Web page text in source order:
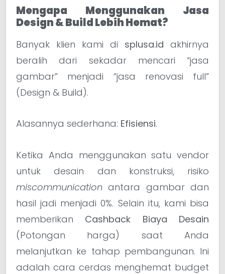
Mengapa Menggunakan Jasa
Design & Build Lebih Hemat?
Banyak klien kami di splusa.id akhirnya
beralih dari sekadar mencari “jasa
gambar” menjadi “jasa renovasi full”
(Design & Build).
Alasannya sederhana: Efisiensi.
Ketika Anda menggunakan satu vendor
untuk desain dan konstruksi, risiko
miscommunication antara gambar dan
hasil jadi menjadi 0%. Selain itu, kami bisa
memberikan Cashback Biaya Desain
(Potongan harga) saat Anda
melanjutkan ke tahap pembangunan. Ini
adalah cara cerdas menghemat budget